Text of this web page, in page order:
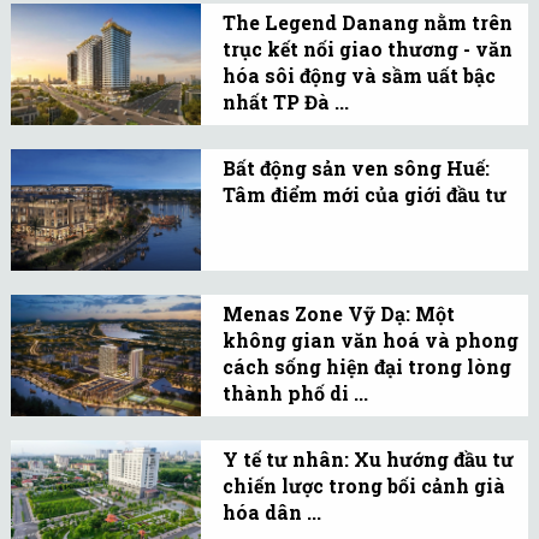
thương mại: tầng trệt và
tầng lửng dành cho kinh
doanh F&B, các tầng trên
vận hành như boutique
hotel.
The Legend Danang nằm trên
trục kết nối giao thương - văn
hóa sôi động và sầm uất bậc
nhất TP Đà ...
Dự án The Legend Danang
do Vipico làm chủ đầu tư,
đang được triển khai tại
chú ý trên thị trường bất
động sản.
Bất động sản ven sông Huế:
Tâm điểm mới của giới đầu tư
vàng” của thị trường địa
ốc nhờ lợi thế cảnh quan,
quy hoạch hạ tầng và
tiềm năng sinh lời dài
Menas Zone Vỹ Dạ: Một
không gian văn hoá và phong
cách sống hiện đại trong lòng
thành phố di ...
Thành phố Huế đang đặt
di sản, văn hóa và lễ hội
làm nền tảng và động lực
cho chiến lược phát triển
Y tế tư nhân: Xu hướng đầu tư
chiến lược trong bối cảnh già
hóa dân ...